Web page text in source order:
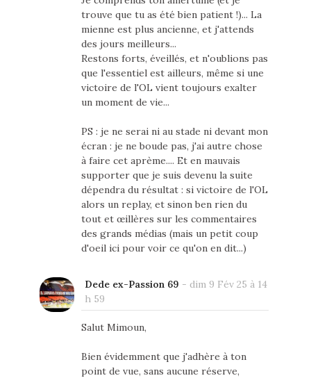
trouve que tu as été bien patient !)... La
mienne est plus ancienne, et j'attends
des jours meilleurs...
Restons forts, éveillés, et n'oublions pas
que l'essentiel est ailleurs, même si une
victoire de l'OL vient toujours exalter
un moment de vie...
PS : je ne serai ni au stade ni devant mon
écran : je ne boude pas, j'ai autre chose
à faire cet aprème.... Et en mauvais
supporter que je suis devenu la suite
dépendra du résultat : si victoire de l'OL
alors un replay, et sinon ben rien du
tout et œillères sur les commentaires
des grands médias (mais un petit coup
d'oeil ici pour voir ce qu'on en dit...)
Dede ex-Passion 69 - dim 9 Fév 25 à 14
h 59
Salut Mimoun,
Bien évidemment que j'adhère à ton
point de vue, sans aucune réserve,